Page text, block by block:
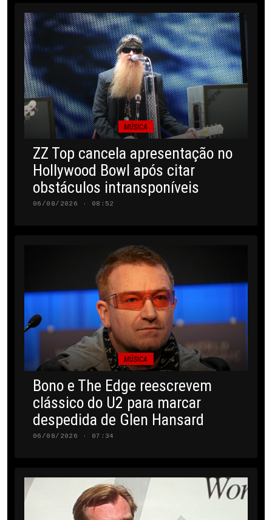
MÚSICA
ZZ Top cancela apresentação no
Hollywood Bowl após citar
obstáculos intransponíveis
06/08/2026 · 08:52
MÚSICA
Bono e The Edge reescrevem
clássico do U2 para marcar
despedida de Glen Hansard
06/08/2026 · 07:34